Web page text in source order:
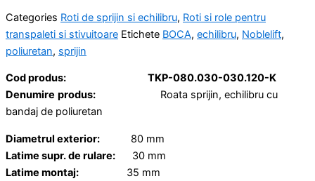
Categories Roti de sprijin si echilibru, Roti si role pentru
transpaleti si stivuitoare Etichete BOCA, echilibru, Noblelift,
poliuretan, sprijin
Cod produs:
TKP-080.030-030.120-K
Denumire produs: Roata sprijin, echilibru cu
bandaj de poliuretan
Diametrul exterior: 80 mm
Latime supr. de rulare: 30 mm
Latime montaj: 35 mm